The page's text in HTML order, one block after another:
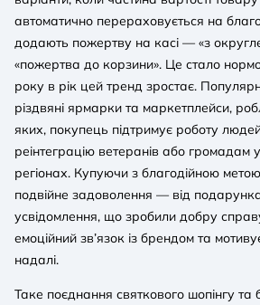
автоматично перераховується на
додають пожертву на касі — «з
«пожертва до корзини». Це стало
року в рік цей тренд зростає.
різдвяні ярмарки та маркетплейси,
яких, покупець підтримує роботу людей
реінтеграцію ветеранів або громадам
регіонах. Купуючи з благодійною
подвійне задоволення — від
усвідомлення, що зробили добру
емоційний зв’язок із брендом та
надалі.
Таке поєднання святкового шопінгу та